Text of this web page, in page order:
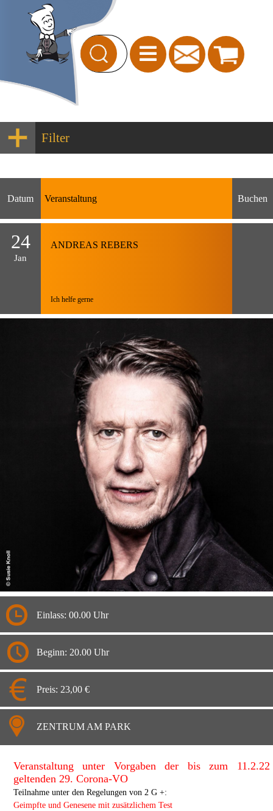
Filter
Datum Veranstaltung Buchen
24
Jan
ANDREAS REBERS
Ich helfe gerne
Einlass: 00.00 Uhr
Beginn: 20.00 Uhr
Preis: 23,00 €
ZENTRUM AM PARK
Veranstaltung unter Vorgaben der bis zum 11.2.22
geltenden 29. Corona-VO
Teilnahme unter den Regelungen von 2 G +:
Geimpfte und Genesene mit zusätzlichem Test